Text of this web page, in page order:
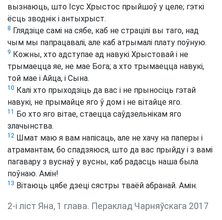
вызнаюць, што Ісус Хрыстос прыйшоў у целе; гэткі
ёсць зводнік і антыхрыст.
8 Глядзіце самі на сябе, каб не страцілі вы таго, над
чым мы папрацавалі, але каб атрымалі плату поўную.
9 Кожны, хто адступае ад навукі Хрыстовай і не
трымаецца яе, не мае Бога; а хто трымаецца навукі,
той мае і Айца, і Сына.
10 Калі хто прыходзіць да вас і не прыносіць гэтай
навукі, не прымайце яго ў дом і не вітайце яго.
11 Бо хто яго вітае, стаецца саўдзельнікам яго
злачынства.
12 Шмат маю я вам напісаць, але не хачу на паперы і
атрамантам, бо спадзяюся, што да вас прыйду і з вамі
пагавару з вуснаў у вусны, каб радасць наша была
поўнаю. Амін!
13 Вітаюць цябе дзеці сястры тваёй абранай. Амін.
2-i ліст Яна, 1 глава. Пераклад Чарняўскага 2017